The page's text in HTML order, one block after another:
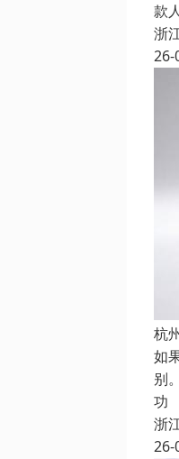
款
浙
26-
杭
如
别
功
浙
26-